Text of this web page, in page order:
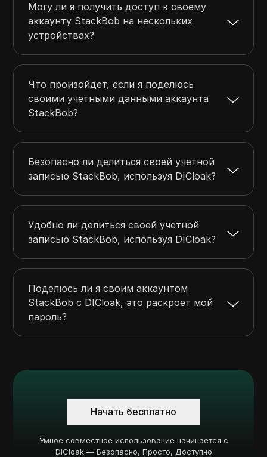
Могу ли я получить доступ к своему
аккаунту StackBob на нескольких
устройствах?
Что произойдет, если я поделюсь
своими учетными данными аккаунта
StackBob?
Безопасно ли делиться своей учетной
записью StackBob, используя DICloak?
Удобно ли делиться своей учетной
записью StackBob, используя DICloak?
Поделюсь ли я своим аккаунтом
StackBob с DICloak, это раскроет мой
пароль?
Начать бесплатно
Умное совместное использование начинается с
DICloak — Безопасно, Просто, Доступно